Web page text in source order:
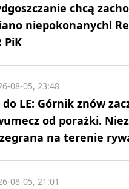
chcą
niepokonanych!
PiK
do LE: Górnik znów
od porażki.
na terenie
08-05, 23:48
08-05, 21:01